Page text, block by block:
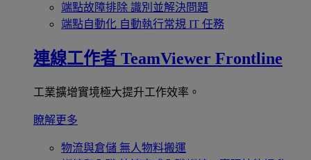
端點故障排除 識別並解決問題
端點自動化 自動執行常規 IT 任務
連線工作者 TeamViewer Frontline
工業擴增實境極大提升工作效率。
瞭解更多
物流與倉儲 無人物料搬運